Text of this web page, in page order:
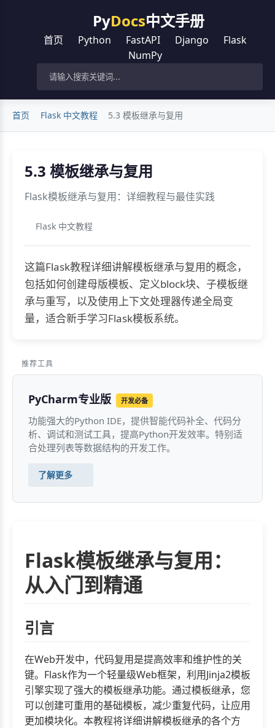
PyDocs中文手册
首页 Python FastAPI Django
Flask
NumPy
首页 Flask 中文教程 5.3 模板继承与复用
5.3 模板继承与复用
Flask模板继承与复用：详细教程与最佳实践
Flask 中文教程
这篇Flask教程详细讲解模板继承与复用的概念，
包括如何创建母版模板、定义block块、子模板继
承与重写，以及使用上下文处理器传递全局变
量，适合新手学习Flask模板系统。
推荐工具
PyCharm专业版 开发必备
功能强大的Python IDE，提供智能代码补全、代码分
析、调试和测试工具，提高Python开发效率。特别适
合处理列表等数据结构的开发工作。
了解更多
Flask模板继承与复用：
从入门到精通
引言
在Web开发中，代码复用是提高效率和维护性的关
键。Flask作为一个轻量级Web框架，利用Jinja2模板
引擎实现了强大的模板继承功能。通过模板继承，您
可以创建可重用的基础模板，减少重复代码，让应用
更加模块化。本教程将详细讲解模板继承的各个方